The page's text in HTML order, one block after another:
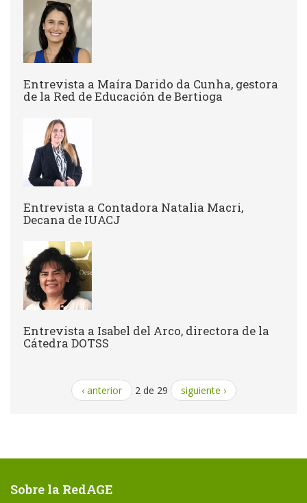
Entrevista a ​Maíra Darido da Cunha, gestora
de la Red de Educación de Bertioga
Entrevista a Contadora Natalia Macri,
Decana de IUACJ
Entrevista a Isabel del Arco, directora de la
Cátedra DOTSS
‹ anterior 2 de 29 siguiente ›
Sobre la RedAGE